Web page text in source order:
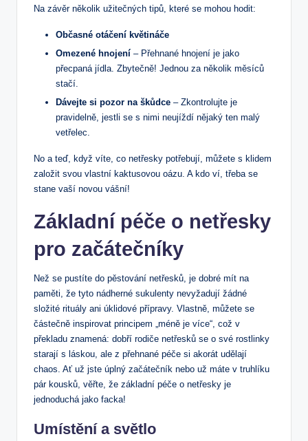
Na závěr několik užitečných tipů, které se mohou hodit:
Občasné otáčení květináče
Omezené hnojení – Přehnané hnojení je jako
přecpaná jídla. Zbytečně! Jednou za několik měsíců
stačí.
Dávejte si pozor na škůdce – Zkontrolujte je
pravidelně, jestli se s nimi neujíždí nějaký ten malý
vetřelec.
No a teď, když víte, co netřesky potřebují, můžete s klidem
založit svou vlastní kaktusovou oázu. A kdo ví, třeba se
stane vaší novou vášní!
Základní péče o netřesky
pro začátečníky
Než se pustíte do pěstování netřesků, je dobré mít na
paměti, že tyto nádherné sukulenty nevyžadují žádné
složité rituály ani úklidové přípravy. Vlastně, můžete se
částečně inspirovat principem „méně je více“, což v
překladu znamená: dobří rodiče netřesků se o své rostlinky
starají s láskou, ale z přehnané péče si akorát udělají
chaos. Ať už jste úplný začátečník nebo už máte v truhlíku
pár kousků, věřte, že základní péče o netřesky je
jednoduchá jako facka!
Umístění a světlo